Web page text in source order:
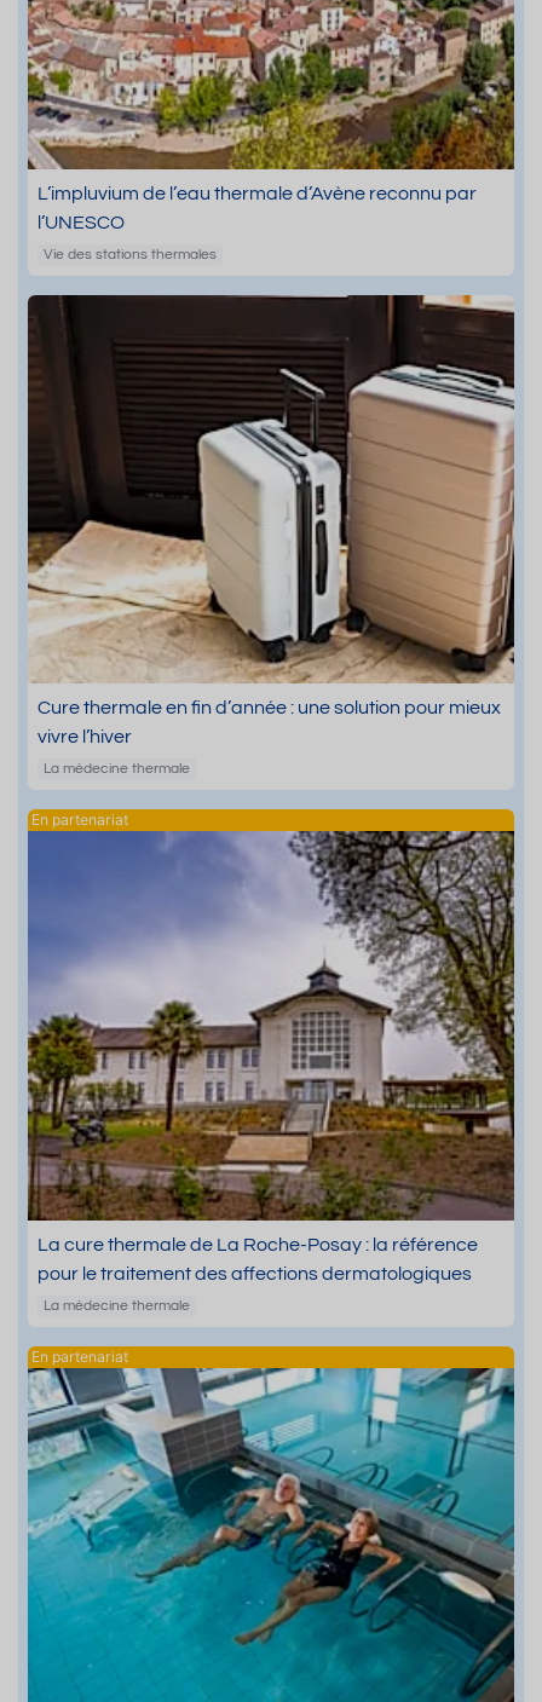
L’impluvium de l’eau thermale d’Avène reconnu par
l’UNESCO
Vie des stations thermales
Cure thermale en fin d’année : une solution pour mieux
vivre l’hiver
La médecine thermale
La cure thermale de La Roche-Posay : la référence
pour le traitement des affections dermatologiques
La médecine thermale